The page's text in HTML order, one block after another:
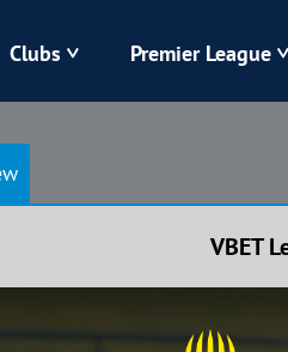
Clubs
Karpaty
Premier League
VBET